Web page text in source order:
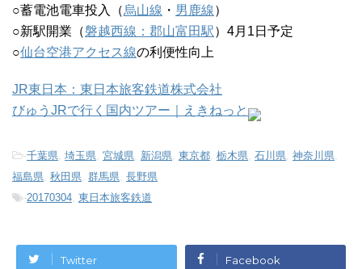
○蓄電池電車投入（烏山線 ・ 男鹿線）
○新駅開業（磐越西線：郡山富田駅）4月1日予定
○仙台空港アクセス線の利便性向上
JR東日本：東日本旅客鉄道株式会社
びゅうJRで行く国内ツアー｜えきねっと
-千葉県, 埼玉県, 宮城県, 新潟県, 東京都, 栃木県, 石川県, 神奈川県,
福島県, 秋田県, 群馬県, 長野県
-20170304, 東日本旅客鉄道
Twitter Facebook